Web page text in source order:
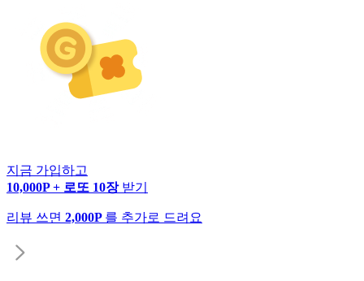
지금 가입하고
10,000P + 로또 10장 받기
리뷰 쓰면 2,000P 를 추가로 드려요